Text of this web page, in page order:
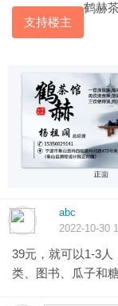
鹤赫
支持楼主
abc
2022-10-30
39元，就可以1-3
类、图书、瓜子和